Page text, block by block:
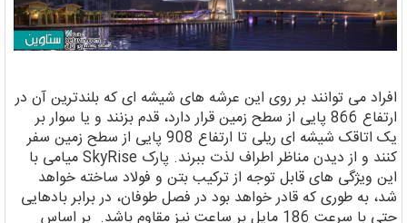
افراد می توانند بر روی این عرشه های شیشه ای که بلندترین آن در
ارتفاع 866 پایی از سطح زمین قرار دارد، قدم بزنند و یا سوار بر
یک اتاقک شیشه ای ریلی تا ارتفاع 908 پایی از سطح زمین سفر
کنند و از دیدن مناظر اطراف لذت ببرند. پارک SkyRise میامی با
این ویژگی های قابل توجه از ترکیب بتن و فولاد ساخته خواهد
شد، به طوری که قادر خواهد بود در فصل طوفان، در برابر بادهایی
حتی با سرعت 186 مایل بر ساعت نیز مقاوم باشد. بر اساس